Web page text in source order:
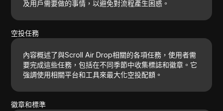
及用戶需要做的事情，以避免對流程產生困惑。
空投任務
內容概述了與Scroll Air Drop相關的各項任務，使用者需
要完成這些任務，包括在不同季節中收集標誌和徽章。它
強調使用相關平台和工具來最大化空投配額。
徽章和標準